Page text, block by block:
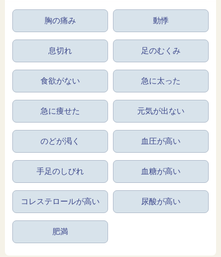
胸の痛み 動悸
息切れ 足のむくみ
食欲がない 急に太った
急に痩せた 元気が出ない
のどが渇く 血圧が高い
手足のしびれ 血糖が高い
コレステロールが高い 尿酸が高い
肥満